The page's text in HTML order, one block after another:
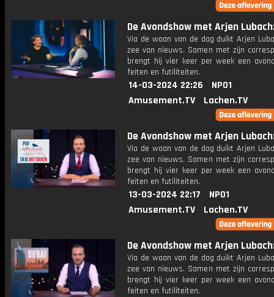
De Avondshow met Arjen
Via de waan van de dag duikt Arjen
zee van nieuws. Samen met zijn
brengt hij vier keer per week een
feiten en futiliteiten.
14-03-2024 22:26
NPO1
Amusement.TV
Lachen.TV
De Avondshow met Arjen
Via de waan van de dag duikt Arjen
zee van nieuws. Samen met zijn
brengt hij vier keer per week een
feiten en futiliteiten.
13-03-2024 22:17
NPO1
Amusement.TV
Lachen.TV
De Avondshow met Arjen
Via de waan van de dag duikt Arjen
zee van nieuws. Samen met zijn
brengt hij vier keer per week een
feiten en futiliteiten.